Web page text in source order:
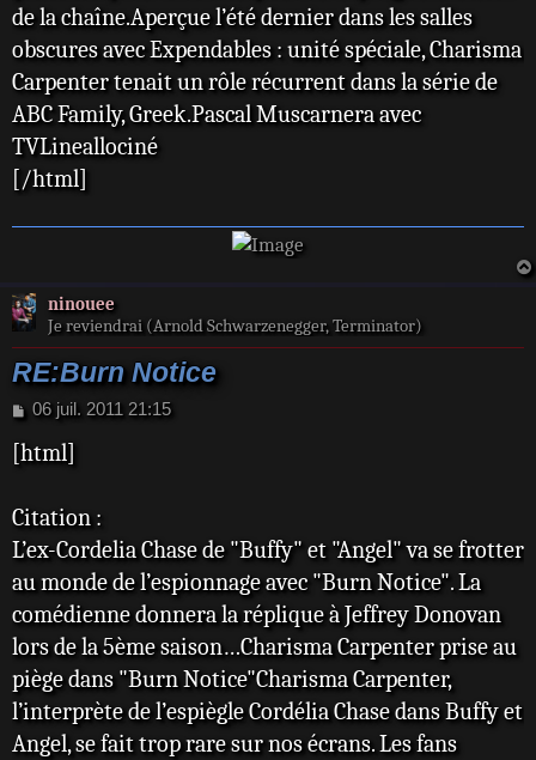
de la chaîne.Aperçue l’été dernier dans les salles
obscures avec Expendables : unité spéciale, Charisma
Carpenter tenait un rôle récurrent dans la série de
ABC Family, Greek.Pascal Muscarnera avec
TVLineallociné
[/html]
ninouee
Je reviendrai (Arnold Schwarzenegger, Terminator)
RE:Burn Notice
M
s
g
e
06 juil. 2011 21:15
[html]
Citation :
L’ex-Cordelia Chase de "Buffy" et "Angel" va se frotter
au monde de l’espionnage avec "Burn Notice". La
comédienne donnera la réplique à Jeffrey Donovan
lors de la 5ème saison…Charisma Carpenter prise au
piège dans "Burn Notice"Charisma Carpenter,
l’interprète de l’espiègle Cordélia Chase dans Buffy et
Angel, se fait trop rare sur nos écrans. Les fans